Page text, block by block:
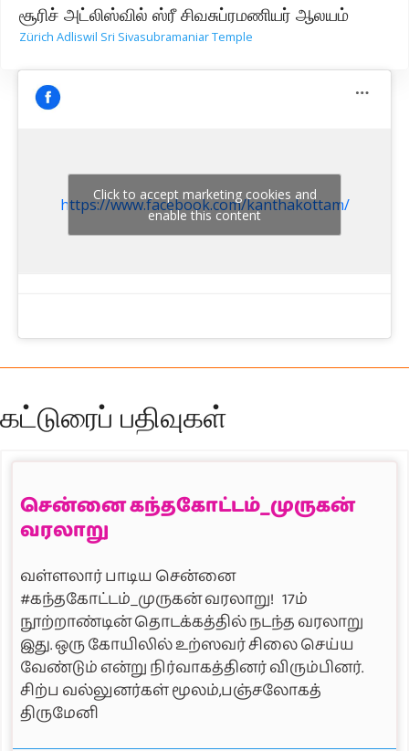
சூரிச் அட்லிஸ்வில் ஸ்ரீ சிவசுப்ரமணியர் ஆலயம்
Zürich Adliswil Sri Sivasubramaniar Temple
https://www.facebook.com/kanthakottam/
Click to accept marketing cookies and
enable this content
கட்டுரைப் பதிவுகள்
சென்னை கந்தகோட்டம்_முருகன்
வரலாறு
வள்ளலார் பாடிய சென்னை
#கந்தகோட்டம்_முருகன் வரலாறு! 17ம்
நூற்றாண்டின் தொடக்கத்தில் நடந்த வரலாறு
இது. ஒரு கோயிலில் உற்ஸவர் சிலை செய்ய
வேண்டும் என்று நிர்வாகத்தினர் விரும்பினர்.
சிற்ப வல்லுனர்கள் மூலம்,பஞ்சலோகத்
திருமேனி